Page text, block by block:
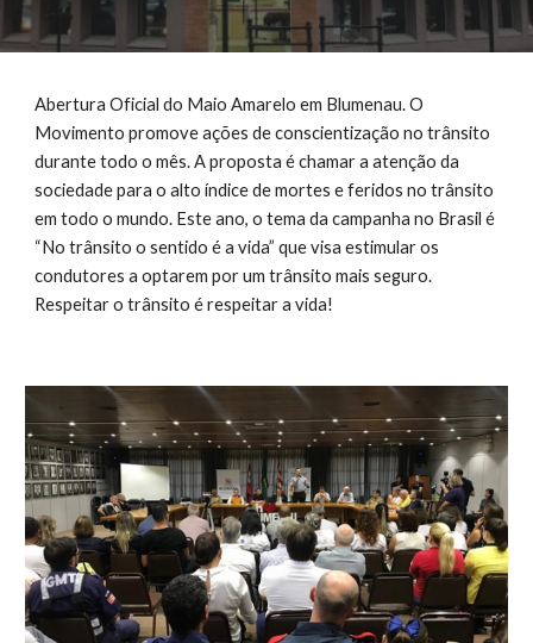
Abertura Oficial do Maio Amarelo em Blumenau. O
Movimento promove ações de conscientização no trânsito
durante todo o mês. A proposta é chamar a atenção da
sociedade para o alto índice de mortes e feridos no trânsito
em todo o mundo. Este ano, o tema da campanha no Brasil é
“No trânsito o sentido é a vida” que visa estimular os
condutores a optarem por um trânsito mais seguro.
Respeitar o trânsito é respeitar a vida!